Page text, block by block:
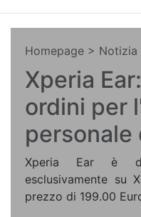
Homepage > Notizia
Xperia
ordini per
personale
Xperia Ear è
esclusivamente su
prezzo di 199.00